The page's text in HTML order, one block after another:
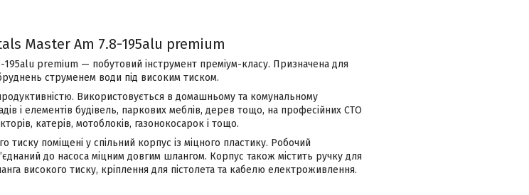
Master Am 7.8-195alu premium
195alu premium — побутовий інструмент преміум-класу. Призначена для
струменем води під високим тиском.
Використовується в домашньому та комунальному
і елементів будівель, паркових меблів, дерев тощо, на професійних СТО
катерів, мотоблоків, газонокосарок і тощо.
тиску поміщені у спільний корпус із міцного пластику. Робочий
до насоса міцним довгим шлангом. Корпус також містить ручку для
високого тиску, кріплення для пістолета та кабелю електроживлення.